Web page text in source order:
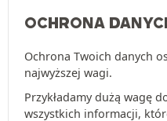
OCHRONA
Ochrona Twoich danych
najwyższej wagi.
Przykładamy dużą wagę
wszystkich informacji,